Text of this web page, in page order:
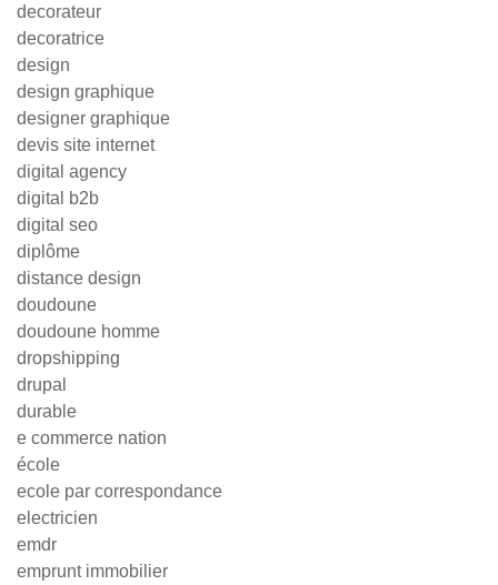
decorateur
decoratrice
design
design graphique
designer graphique
devis site internet
digital agency
digital b2b
digital seo
diplôme
distance design
doudoune
doudoune homme
dropshipping
drupal
durable
e commerce nation
école
ecole par correspondance
electricien
emdr
emprunt immobilier